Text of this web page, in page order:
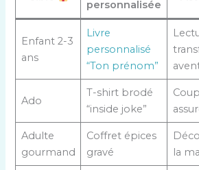
personnalisée
Enfant 2-3
ans
Livre
personnalisé
“Ton prénom”
Ado
T-shirt brodé
“inside joke”
Adulte
gourmand
Coffret épices
gravé
la